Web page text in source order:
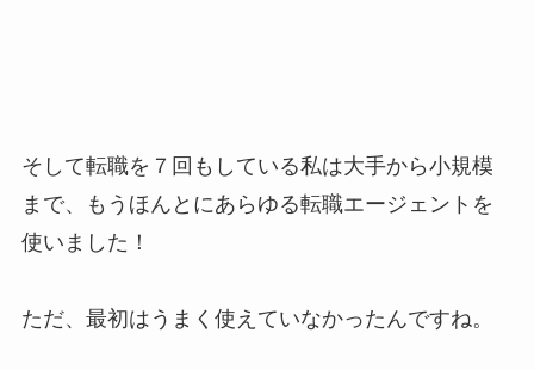
そして転職を７回もしている私は大手から小規模
まで、もうほんとにあらゆる転職エージェントを
使いました！
ただ、最初はうまく使えていなかったんですね。